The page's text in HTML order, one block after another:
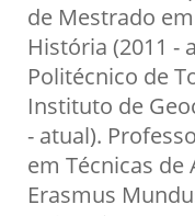
de Mestrado
História (2011 -
Politécnico de
Instituto de
- atual).
em Técnicas
Erasmus